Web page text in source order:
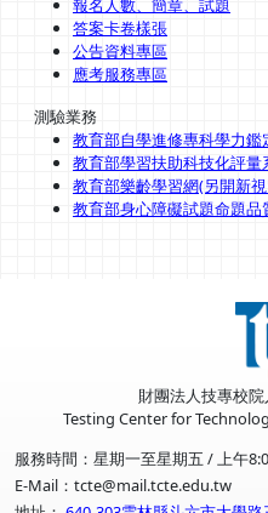
答案卡卷樣張
公告資料專區
應考服務專區
測驗業務
教育部自學進修專科學力鑑
教育部學習扶助科技化評量
教育部樂齡學習網(另開新
教育部身心障礙試題命題
財團法人技專校
Testing Center for
服務時間：星期一至星期五 / 上午
E-Mail：tcte@mail.tcte.edu.tw